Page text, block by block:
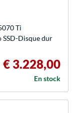
Ti
SSD-Disque dur
€ 3.228,00
En stock